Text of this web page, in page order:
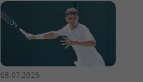
08.07.2025